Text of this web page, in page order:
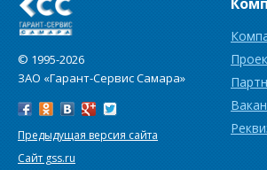
© 1995-2026
ЗАО «Гарант-Сервис Самара»
Предыдущая версия сайта
Сайт gss.ru